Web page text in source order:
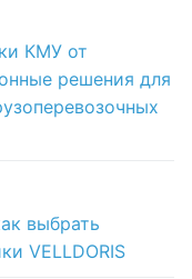
КМУ от
решения для
выбрать
VELLDORIS